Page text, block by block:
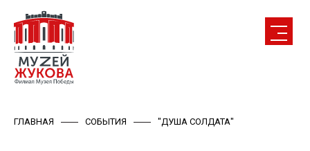
ГЛАВНАЯ СОБЫТИЯ "ДУША СОЛДАТА"